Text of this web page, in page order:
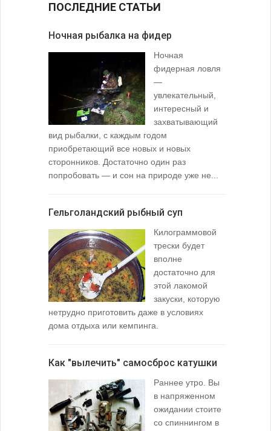
ПОСЛЕДНИЕ СТАТЬИ
Ночная рыбалка на фидер
Ночная
фидерная ловля
—
увлекательный,
интересный и
захватывающий
вид рыбалки, с каждым годом
приобретающий все новых и новых
сторонников. Достаточно один раз
попробовать — и сон на природе уже не...
Гельголандский рыбный суп
Килограммовой
трески будет
вполне
достаточно для
этой лакомой
закуски, которую
нетрудно приготовить даже в условиях
дома отдыха или кемпинга.
Как "вылечить" самосброс катушки
Раннее утро. Вы
в напряженном
ожидании стоите
со спиннингом в